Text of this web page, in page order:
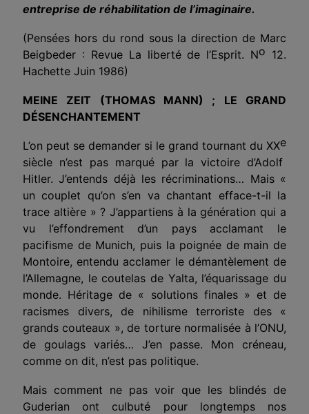
entreprise de réhabilitation de l’imaginaire.
(Pensées hors du rond sous la direction de Marc
Beigbeder : Revue La liberté de l’Esprit. No 12.
Hachette Juin 1986)
MEINE ZEIT (THOMAS MANN) ; LE GRAND
DÉSENCHANTEMENT
L’on peut se demander si le grand tournant du XXe
siècle n’est pas marqué par la victoire d’Adolf
Hitler. J’entends déjà les récriminations… Mais «
un couplet qu’on s’en va chantant efface-t-il la
trace altière » ? J’appartiens à la génération qui a
vu l’effondrement d’un pays acclamant le
pacifisme de Munich, puis la poignée de main de
Montoire, entendu acclamer le démantèlement de
l’Allemagne, le coutelas de Yalta, l’équarissage du
monde. Héritage de « solutions finales » et de
racismes divers, de nihilisme terroriste des «
grands couteaux », de torture normalisée à l’ONU,
de goulags variés… J’en passe. Mon créneau,
comme on dit, n’est pas politique.
Mais comment ne pas voir que les blindés de
Guderian ont culbuté pour longtemps nos